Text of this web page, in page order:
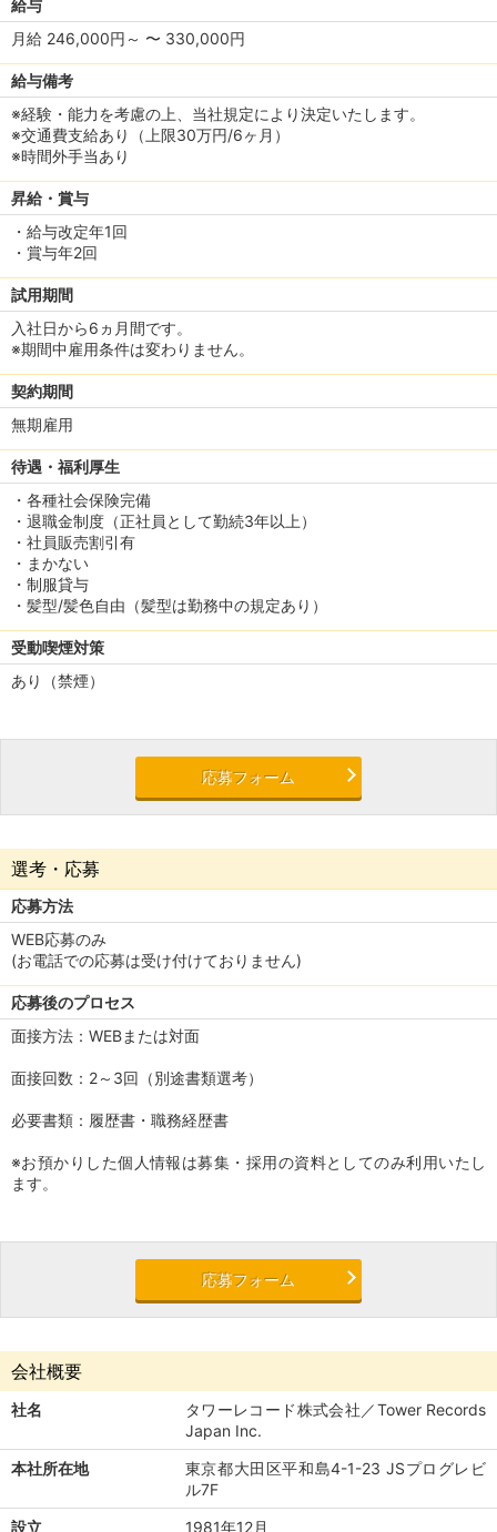
給与
月給 246,000円～ 〜 330,000円
給与備考
※経験・能力を考慮の上、当社規定により決定いたします。
※交通費支給あり（上限30万円/6ヶ月）
※時間外手当あり
昇給・賞与
・給与改定年1回
・賞与年2回
試用期間
入社日から6ヵ月間です。
※期間中雇用条件は変わりません。
契約期間
無期雇用
待遇・福利厚生
・各種社会保険完備
・退職金制度（正社員として勤続3年以上）
・社員販売割引有
・まかない
・制服貸与
・髪型/髪色自由（髪型は勤務中の規定あり）
受動喫煙対策
あり（禁煙）
応募フォーム
選考・応募
応募方法
WEB応募のみ
(お電話での応募は受け付けておりません)
応募後のプロセス
面接方法：WEBまたは対面
面接回数：2～3回（別途書類選考）
必要書類：履歴書・職務経歴書
※お預かりした個人情報は募集・採用の資料としてのみ利用いたし
ます。
応募フォーム
会社概要
社名
タワーレコード株式会社／Tower Records
Japan Inc.
本社所在地
東京都大田区平和島4-1-23 JSプログレビ
ル7F
設立
1981年12月